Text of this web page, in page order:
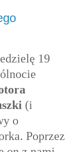
19
(i
o
Poprzez